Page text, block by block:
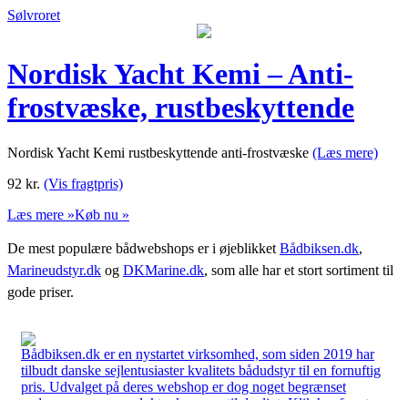
Sølvroret
Nordisk Yacht Kemi – Anti-
frostvæske, rustbeskyttende
Nordisk Yacht Kemi rustbeskyttende anti-frostvæske (Læs mere)
92 kr. (Vis fragtpris)
Læs mere »Køb nu »
De mest populære bådwebshops er i øjeblikket Bådbiksen.dk,
Marineudstyr.dk og DKMarine.dk, som alle har et stort sortiment til
gode priser.
Bådbiksen.dk er en nystartet virksomhed, som siden 2019 har
tilbudt danske sejlentusiaster kvalitets bådudstyr til en fornuftig
pris. Udvalget på deres webshop er dog noget begrænset